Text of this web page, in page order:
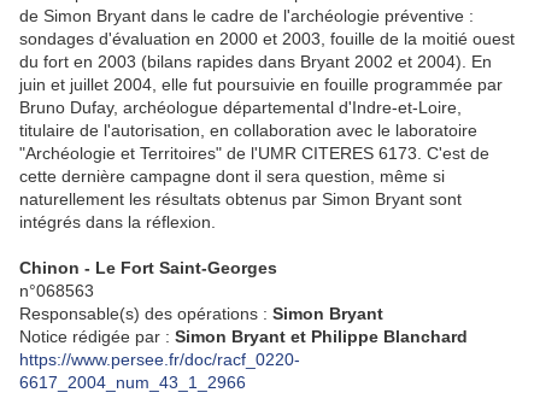
de Simon Bryant dans le cadre de l'archéologie préventive :
sondages d'évaluation en 2000 et 2003, fouille de la moitié ouest
du fort en 2003 (bilans rapides dans Bryant 2002 et 2004). En
juin et juillet 2004, elle fut poursuivie en fouille programmée par
Bruno Dufay, archéologue départemental d'Indre-et-Loire,
titulaire de l'autorisation, en collaboration avec le laboratoire
"Archéologie et Territoires" de l'UMR CITERES 6173. C'est de
cette dernière campagne dont il sera question, même si
naturellement les résultats obtenus par Simon Bryant sont
intégrés dans la réflexion.
Chinon - Le Fort Saint-Georges
n°068563
Responsable(s) des opérations : Simon Bryant
Notice rédigée par : Simon Bryant et Philippe Blanchard
https://www.persee.fr/doc/racf_0220-
6617_2004_num_43_1_2966